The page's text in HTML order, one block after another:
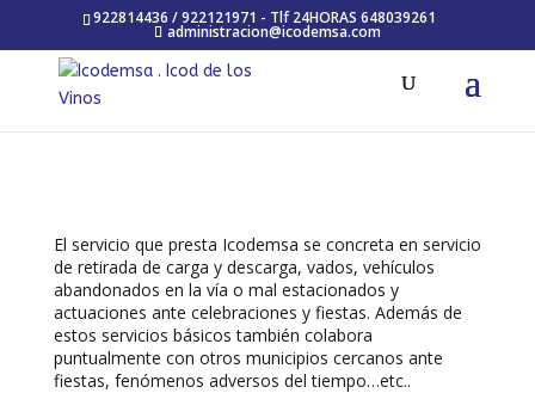
922814436 / 922121971 - Tlf 24HORAS 648039261
administracion@icodemsa.com
El servicio que presta Icodemsa se concreta en servicio
de retirada de carga y descarga, vados, vehículos
abandonados en la vía o mal estacionados y
actuaciones ante celebraciones y fiestas. Además de
estos servicios básicos también colabora
puntualmente con otros municipios cercanos ante
fiestas, fenómenos adversos del tiempo…etc..